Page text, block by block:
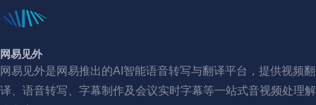
网易见外
网易见外是网易推出的AI智能语音转写与翻译平台，提供视频翻
译、语音转写、字幕制作及会议实时字幕等一站式音视频处理解